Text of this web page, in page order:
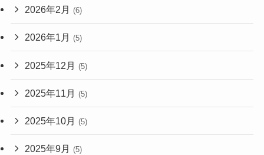
2026年2月 (6)
2026年1月 (5)
2025年12月 (5)
2025年11月 (5)
2025年10月 (5)
2025年9月 (5)